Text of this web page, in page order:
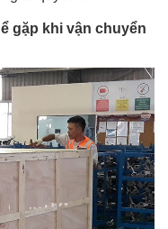
gặp khi vận chuyển